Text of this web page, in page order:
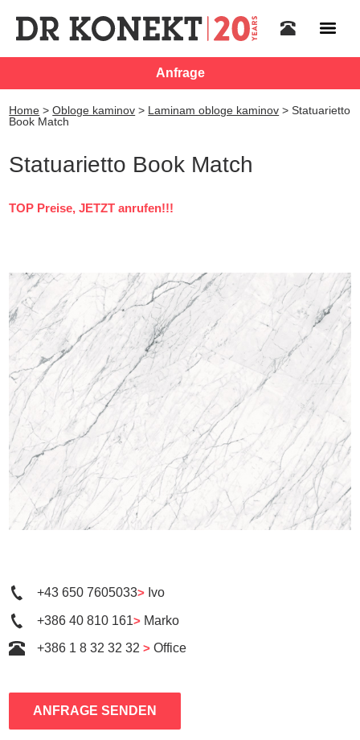
Anfrage
Home >Obloge kaminov > Laminam obloge kaminov >Statuarietto
Book Match
Statuarietto Book Match
TOP Preise, JETZT anrufen!!!
+43 650 7605033> Ivo
+386 40 810 161> Marko
+386 1 8 32 32 32> Office
ANFRAGE SENDEN